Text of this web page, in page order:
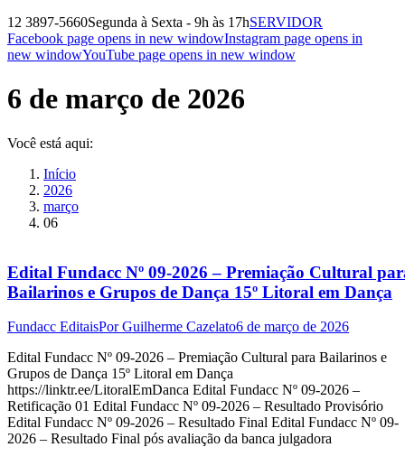
12 3897-5660Segunda à Sexta - 9h às 17hSERVIDOR
Facebook page opens in new windowInstagram page opens in
new windowYouTube page opens in new window
6 de março de 2026
Você está aqui:
Início
2026
março
06
Edital Fundacc Nº 09-2026 – Premiação Cultural
Bailarinos e Grupos de Dança 15º Litoral em Dança
Fundacc EditaisPorGuilherme Cazelato6 de março de 2026
Edital Fundacc Nº 09-2026 – Premiação Cultural para Bailarinos e
Grupos de Dança 15º Litoral em Dança
https://linktr.ee/LitoralEmDanca Edital Fundacc Nº 09-2026 –
Retificação 01 Edital Fundacc Nº 09-2026 – Resultado Provisório
Edital Fundacc Nº 09-2026 – Resultado Final Edital Fundacc Nº 09-
2026 – Resultado Final pós avaliação da banca julgadora